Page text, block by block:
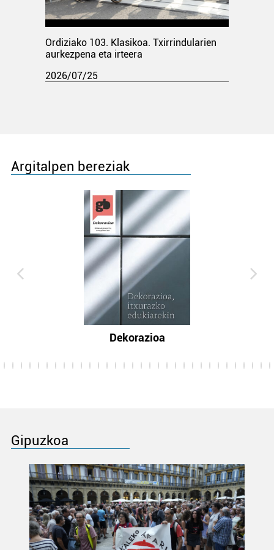
Ordiziako 103. Klasikoa. Txirrindularien
aurkezpena eta irteera
2026/07/25
Argitalpen bereziak
Dekorazioa
Gipuzkoa